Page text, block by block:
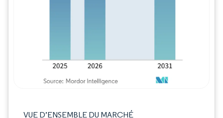
VUE D’ENSEMBLE DU MARCHÉ